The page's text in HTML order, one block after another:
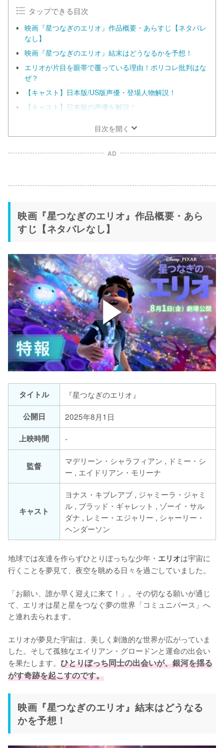
タップできる目次
映画『星つなぎのエリオ』作品概要・あらすじ【ネタバレ
なし】
映画『星つなぎのエリオ』結末はどうなるかを予想！
エリオが片目を眼帯で覆っている理由！ポリコレ批判はな
ぜ？
【キャスト】日本版/US版声優・登場人物解説！
【キャスト】日本版の声優を解説！
目次を開く
AD
映画『星つなぎのエリオ』作品概要・あら
すじ【ネタバレなし】
タイトル
『星つなぎのエリオ』
公開日
2025年8月1日
上映時間
-
監督
マデリーン・シャラフィアン , ドミー・シ
ー , エイドリアン・モリーナ
キャスト
ヨナス・キブレアブ , ジャミーラ・ジャミ
ル , ブラッド・ギャレット , ゾーイ・サル
ダナ , レミー・エジャリー , シャーリー・
ヘンダーソン
地球では友達を作らずひとりぼっちな少年・ エリオは宇宙に
行くことを夢見て、夜空を眺める日々を過ごしていました。
「お願い、誰か早く迎えに来て！」。その切なる願いが通じ
て、エリオは星と星をつなぐ夢の世界「コミュニバース」へ
と連れ去られます。
エリオが夢見た宇宙は、美しく刺激的な世界が広がっていま
した。そして孤独なエイリアン・グロードンと運命の出会い
を果たします。 ひとりぼっち同士の出会いが、銀河を揺る
がす奇跡を起こすのです。
映画『星つなぎのエリオ』結末はどうなる
かを予想！